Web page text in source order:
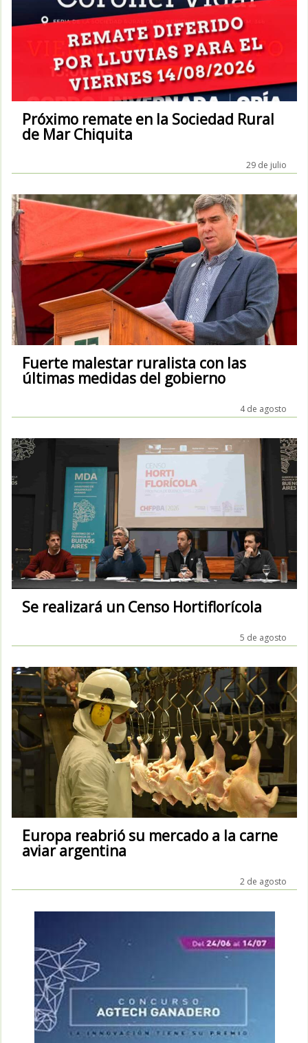
Próximo remate en la Sociedad Rural
de Mar Chiquita
29 de julio
Fuerte malestar ruralista con las
últimas medidas del gobierno
4 de agosto
Se realizará un Censo Hortiflorícola
5 de agosto
Europa reabrió su mercado a la carne
aviar argentina
2 de agosto